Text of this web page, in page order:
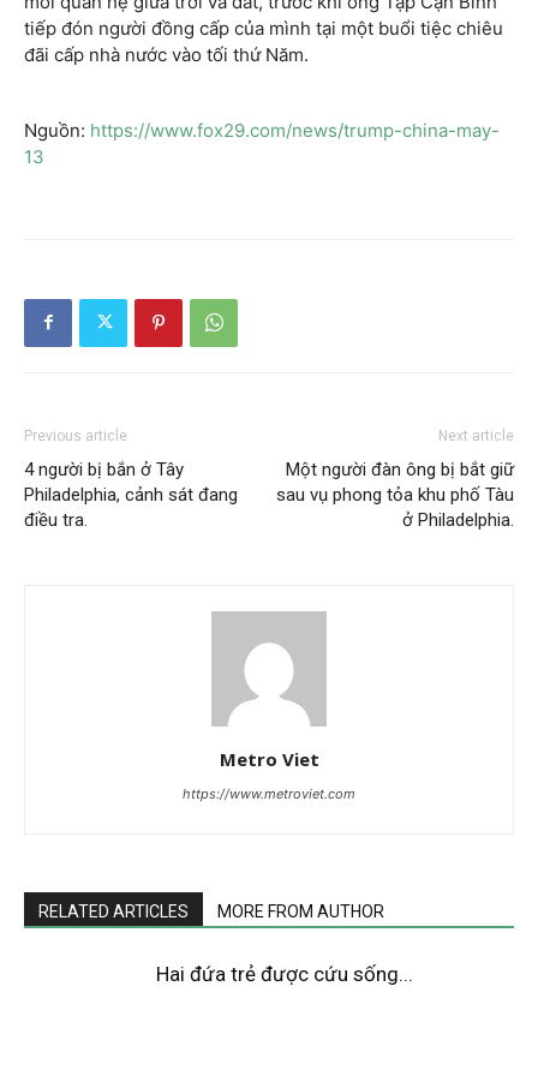
tiếp đón người đồng cấp của mình tại một buổi tiệc chiêu
đãi cấp nhà nước vào tối thứ Năm.
Nguồn: https://www.fox29.com/news/trump-china-may-
13
Previous article
4 người bị bắn ở Tây
Philadelphia, cảnh sát đang
điều tra.
Next article
Một người đàn ông bị bắt giữ
sau vụ phong tỏa khu phố Tàu
ở Philadelphia.
Metro Viet
https://www.metroviet.com
RELATED ARTICLES MORE FROM AUTHOR
Hai đứa trẻ được cứu sống...